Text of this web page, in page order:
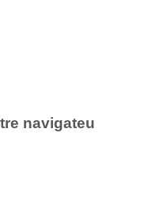
navigateu